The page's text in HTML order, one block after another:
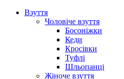
Взуття
Чоловіче взуття
Босоніжки
Кеди
Кросівки
Туфлі
Шльопанці
Жіноче взуття